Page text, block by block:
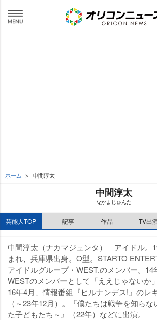
ホーム 中間淳太
中間淳太
なかまじゅんた
芸能人TOP 記事 作品 TV出
中間淳太（ナカマジュンタ） アイドル。
まれ、兵庫県出身。O型。STARTO
アイドルグループ・WEST.のメンバー。14
WESTのメンバーとして「ええじゃないか
16年4月、情報番組『ヒルナンデス!』のレ
（～23年12月）。『僕たちは戦争を知らな
た子どもたち～』（22年）などに出演。